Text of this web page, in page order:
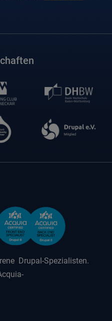
Drupal-Spezialisten.